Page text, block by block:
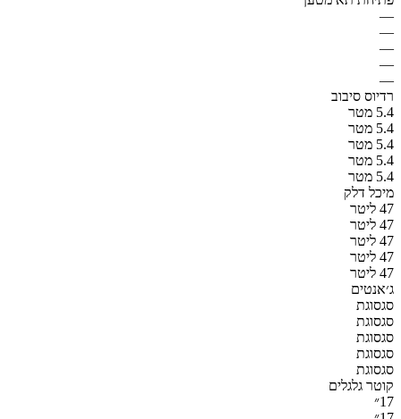
—
—
—
—
—
רדיוס סיבוב
5.4 מטר
5.4 מטר
5.4 מטר
5.4 מטר
5.4 מטר
מיכל דלק
47 ליטר
47 ליטר
47 ליטר
47 ליטר
47 ליטר
ג׳אנטים
סגסוגת
סגסוגת
סגסוגת
סגסוגת
סגסוגת
קוטר גלגלים
17״